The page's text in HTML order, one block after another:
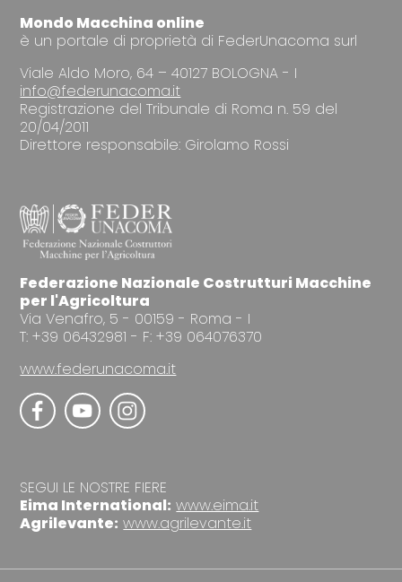
Mondo Macchina online
è un portale di proprietà di FederUnacoma surl
Viale Aldo Moro, 64 – 40127 BOLOGNA - I
info@federunacoma.it
Registrazione del Tribunale di Roma n. 59 del
20/04/2011
Direttore responsabile: Girolamo Rossi
Federazione Nazionale Costrutturi Macchine
per l'Agricoltura
Via Venafro, 5 - 00159 - Roma - I
T: +39 06432981 - F: +39 064076370
www.federunacoma.it
SEGUI LE NOSTRE FIERE
Eima International: www.eima.it
Agrilevante: www.agrilevante.it